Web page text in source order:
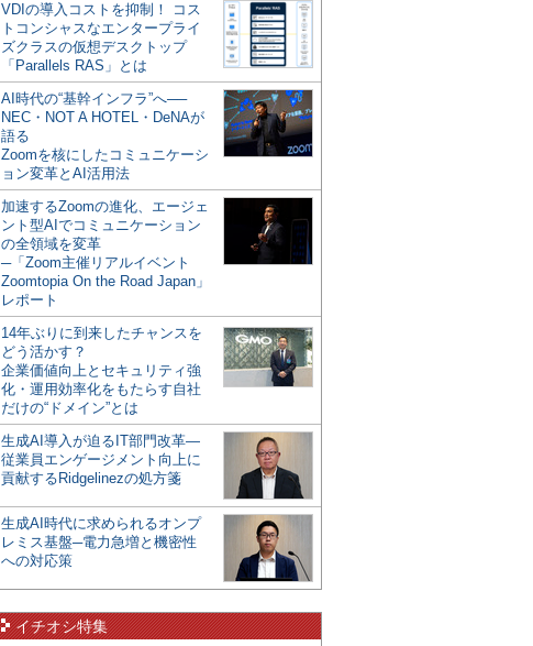
VDIの導入コストを抑制！ コス
トコンシャスなエンタープライ
ズクラスの仮想デスクトップ
「Parallels RAS」とは
AI時代の“基幹インフラ”へ──
NEC・NOT A HOTEL・DeNAが
語る
Zoomを核にしたコミュニケーシ
ョン変革とAI活用法
加速するZoomの進化、エージェ
ント型AIでコミュニケーション
の全領域を変革
─「Zoom主催リアルイベント
Zoomtopia On the Road Japan」
レポート
14年ぶりに到来したチャンスを
どう活かす？
企業価値向上とセキュリティ強
化・運用効率化をもたらす自社
だけの“ドメイン”とは
生成AI導入が迫るIT部門改革―
従業員エンゲージメント向上に
貢献するRidgelinezの処方箋
生成AI時代に求められるオンプ
レミス基盤─電力急増と機密性
への対応策
イチオシ特集